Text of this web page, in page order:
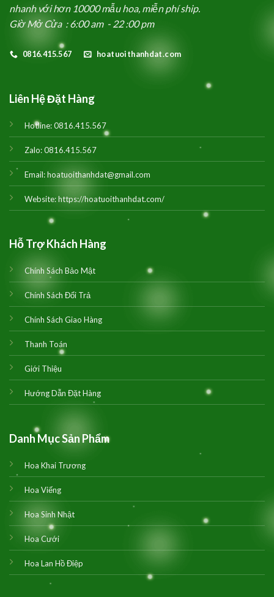
nhanh với hơn 10000 mẫu hoa, miễn phí ship.
Giờ Mở Cửa : 6:00 am - 22 :00 pm
0816.415.567 hoatuoithanhdat.com
Liên Hệ Đặt Hàng
Hotline:0816.415.567
Zalo:0816.415.567
Email:hoatuoithanhdat@gmail.com
Website:https://hoatuoithanhdat.com/
Hỗ Trợ Khách Hàng
Chính Sách Bảo Mật
Chính Sách Đổi Trả
Chính Sách Giao Hàng
Thanh Toán
Giới Thiệu
Hướng Dẫn Đặt Hàng
Danh Mục Sản Phẩm
Hoa Khai Trương
Hoa Viếng
Hoa Sinh Nhật
Hoa Cưới
Hoa Lan Hồ Điệp